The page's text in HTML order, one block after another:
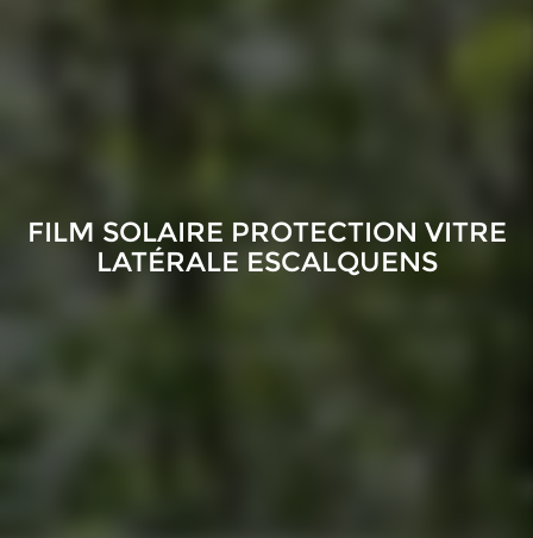
FILM SOLAIRE PROTECTION VITRE
LATÉRALE ESCALQUENS